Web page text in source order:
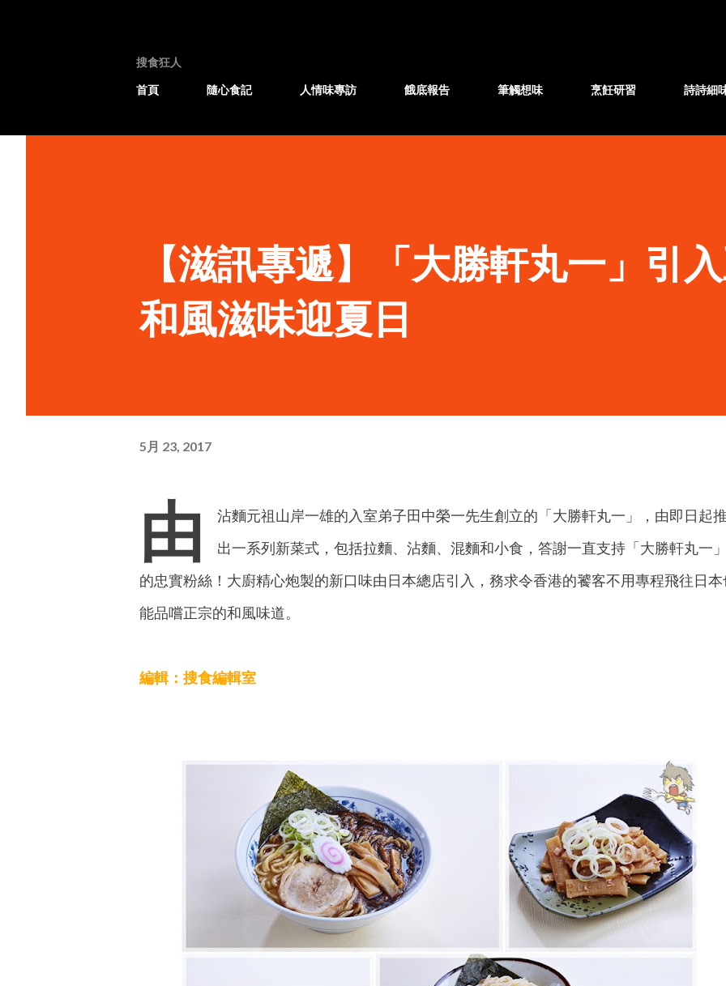
搜食狂人
首頁
隨心食記 人情味專訪 餓底報告 筆觸想味 烹飪研習 詩詩細
【滋訊專遞】「大勝軒丸一」引
和風滋味迎夏日
5月 23, 2017
由
沾麵元祖山岸一雄的入室弟子田中榮一先生創立的「大勝軒丸一」，由即日起
出一系列新菜式，包括拉麵、沾麵、混麵和小食，答謝一直支持「大勝軒丸一
的忠實粉絲！大廚精心炮製的新口味由日本總店引入，務求令香港的饕客不用專程飛往日
能品嚐正宗的和風味道。
編輯：搜食編輯室